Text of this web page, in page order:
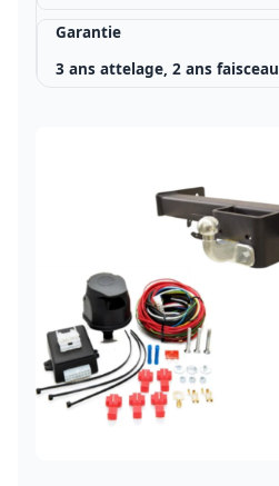
Garantie
3 ans attelage, 2 ans faisceau
Lieu de fabrication
Union Européenne